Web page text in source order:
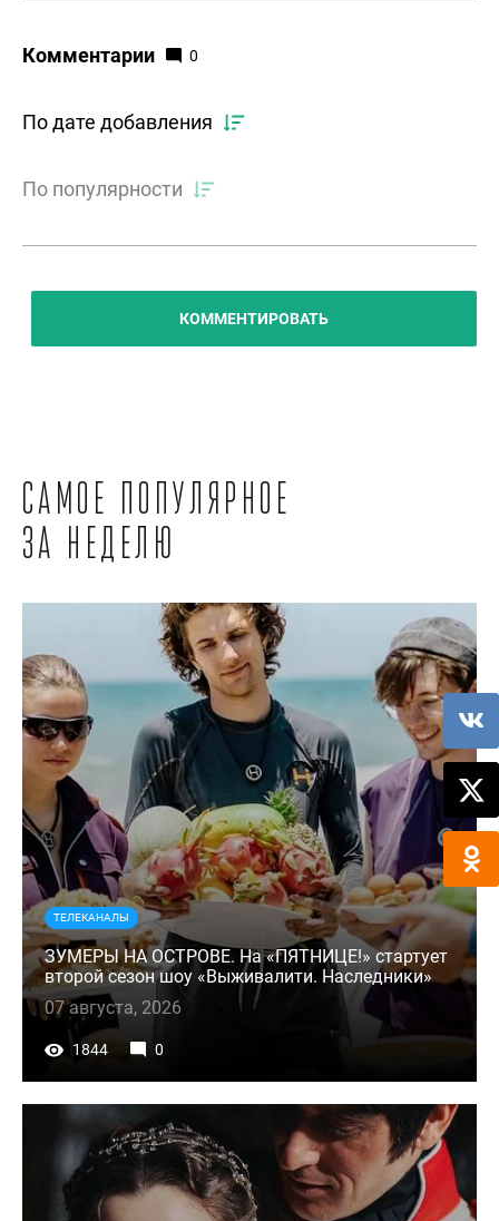
Комментарии 0
По дате добавления
По популярности
КОММЕНТИРОВАТЬ
Самое популярное
за неделю
ТЕЛЕКАНАЛЫ
ЗУМЕРЫ НА ОСТРОВЕ. На «ПЯТНИЦЕ!» стартует
второй сезон шоу «Выживалити. Наследники»
07 августа, 2026
1844 0